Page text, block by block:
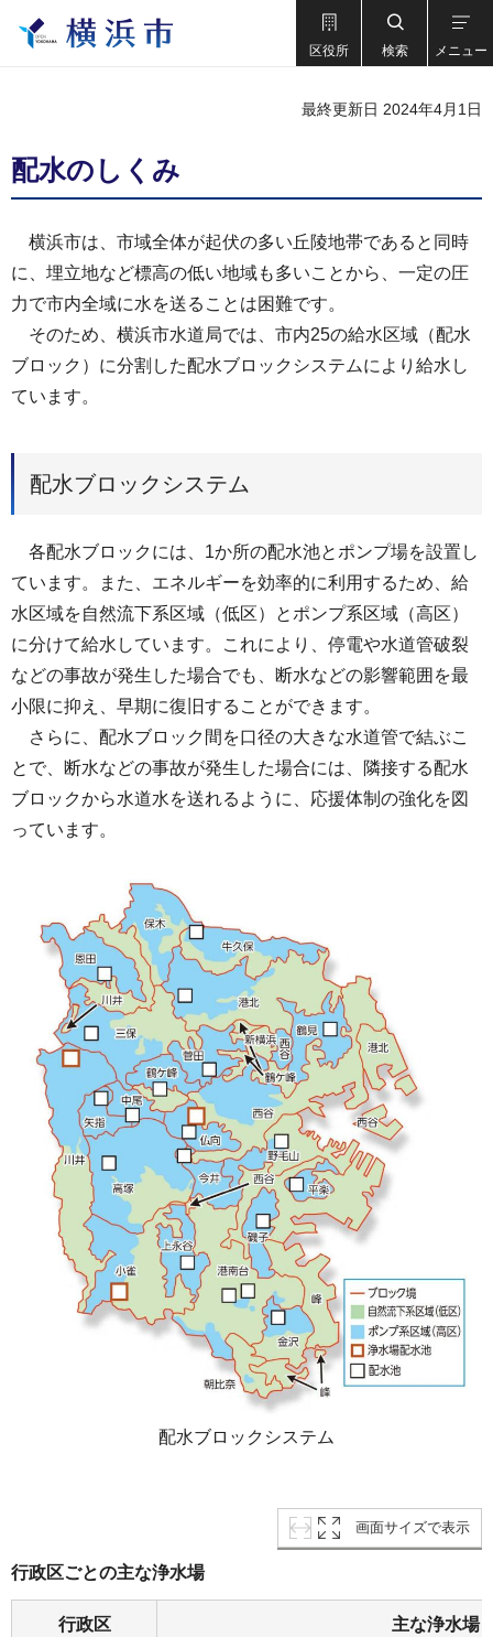
区役所 検索 メニュー
最終更新日 2024年4月1日
配水のしくみ
横浜市は、市域全体が起伏の多い丘陵地帯であると同時
に、埋立地など標高の低い地域も多いことから、一定の圧
力で市内全域に水を送ることは困難です。
そのため、横浜市水道局では、市内25の給水区域（配水
ブロック）に分割した配水ブロックシステムにより給水し
ています。
配水ブロックシステム
各配水ブロックには、1か所の配水池とポンプ場を設置し
ています。また、エネルギーを効率的に利用するため、給
水区域を自然流下系区域（低区）とポンプ系区域（高区）
に分けて給水しています。これにより、停電や水道管破裂
などの事故が発生した場合でも、断水などの影響範囲を最
小限に抑え、早期に復旧することができます。
さらに、配水ブロック間を口径の大きな水道管で結ぶこ
とで、断水などの事故が発生した場合には、隣接する配水
ブロックから水道水を送れるように、応援体制の強化を図
っています。
配水ブロックシステム
画面サイズで表示
行政区ごとの主な浄水場
行政区 主な浄水場